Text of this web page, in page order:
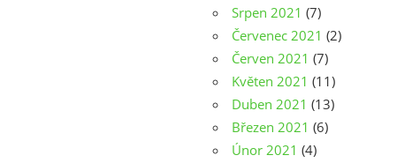
Srpen 2021 (7)
Červenec 2021 (2)
Červen 2021 (7)
Květen 2021 (11)
Duben 2021 (13)
Březen 2021 (6)
Únor 2021 (4)